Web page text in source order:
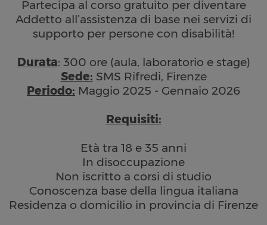
Partecipa al corso gratuito per diventare
Addetto all’assistenza di base nei servizi di
supporto per persone con disabilità!
Durata: 300 ore (aula, laboratorio e stage)
Sede: SMS Rifredi, Firenze
Periodo: Maggio 2025 - Gennaio 2026
Requisiti:
Età tra 18 e 35 anni
In disoccupazione
Non iscritto a corsi di studio
Conoscenza base della lingua italiana
Residenza o domicilio in provincia di Firenze